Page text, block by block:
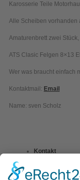
Karosserie Teile
Alle Scheiben vorhanden
Amaturenbrett zwei
ATS Clasic Felgen 8×13
Wer was braucht einfach
Kontaktmail: Email
Name: sven Scholz
Kontakt